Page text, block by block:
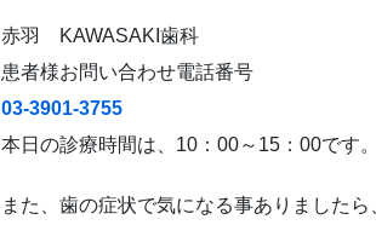
赤羽 KAWASAKI歯科
患者様お問い合わせ電話番号
03-3901-3755
本日の診療時間は、10：00～15：00です。
また、歯の症状で気になる事ありましたら